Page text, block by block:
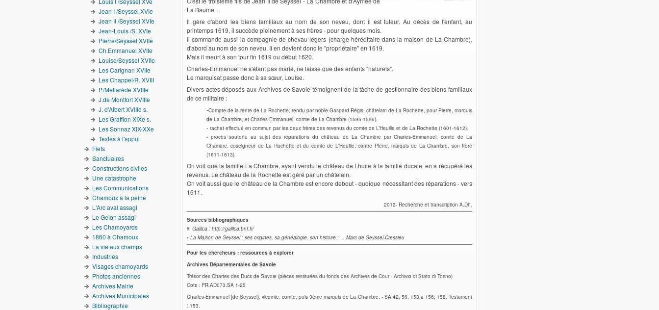
La Baume…
Il gère d'abord les biens familiaux au nom de son neveu, dont il est tuteur. Au décès de l'enfant, au
printemps 1619, il succède pleinement à ses frères - pour quelques mois.
Il commande aussi la compagnie de chevau-légers (charge héréditaire dans la maison de La Chambre),
d'abord au nom de son neveu. Il en devient donc le "propriétaire" en 1619.
Mais il meurt à son tour fin 1619 ou début 1620.
Charles-Emmanuel ne s'étant pas marié, ne laisse que des enfants "naturels".
Le marquisat passe donc à sa sœur, Louise.
Divers actes déposés aux Archives de Savoie témoignent de la tâche de gestionnaire des biens familiaux
de ce militaire :
-Compte de la rente de La Rochette, rendu par noble Gaspard Régis, châtelain de La Rochette, pour Pierre, marquis
de La Chambre, et Charles-Emmanuel, comte de La Chambre (1595-1596).
- rachat effectué en commun par les deux frères des revenus du comte de L’Heuille et de La Rochette (1601-1612).
- procès soutenu au sujet des réparations du château de La Chambre par Charles-Emmanuel, comte de La
Chambre, coseigneur de La Rochette et du comté de L'Heuille, contre Pierre, marquis de La Chambre, son frère
(1611-1613).
On voit que la famille La Chambre, ayant vendu le château de Lhuïle à la famille ducale, en a récupéré les
revenus. Le château de la Rochette est géré par un châtelain.
On voit aussi que le château de la Chambre est encore debout - quoique nécessitant des réparations - vers
1611.
2012- Recherche et transcription A.Dh.
Sources bibliographiques
in Gallica : http://gallica.bnf.fr/
• La Maison de Seyssel : ses origines, sa généalogie, son histoire : ... Marc de Seyssel-Cressieu
Pour les chercheurs : ressources à explorer
Archives Départementales de Savoie
Trésor des Chartes des Ducs de Savoie (pièces restituées du fonds des Archives de Cour - Archivio di Stato di Torino)
Cote : FR.AD073.SA 1-25
Charles-Emmanuel [de Seyssel], vicomte, comte, puis 3ème marquis de La Chambre. - SA 42, 56, 153 a 156, 158. Testament
: 153.
Jean I /Seyssel XVIe
Jean II /Seyssel XVIe
Jean-Louis /S. XVIe
Pierre/Seyssel XVIIe
Ch.Emmanuel XVIIe
Louise/Seyssel XVIIe
Les Carignan XVIIe
Les Chappel/R. XVIII
P./Mellarède XVIIIe
J.de Montfort XVIIIe
J. d'Albert XVIIIe s.
Les Graffion XIXe s.
Les Sonnaz XIX-XXe
Textes à l'appui
Fiefs
Sanctuaires
Constructions civiles
Une catastrophe
Les Communications
Chamoux à la peine
L'Arc aval assagi
Le Gelon assagi
Les Chamoyards
1860 à Chamoux
La vie aux champs
Industries
Visages chamoyards
Photos anciennes
Archives Mairie
Archives Municipales
Bibliographie